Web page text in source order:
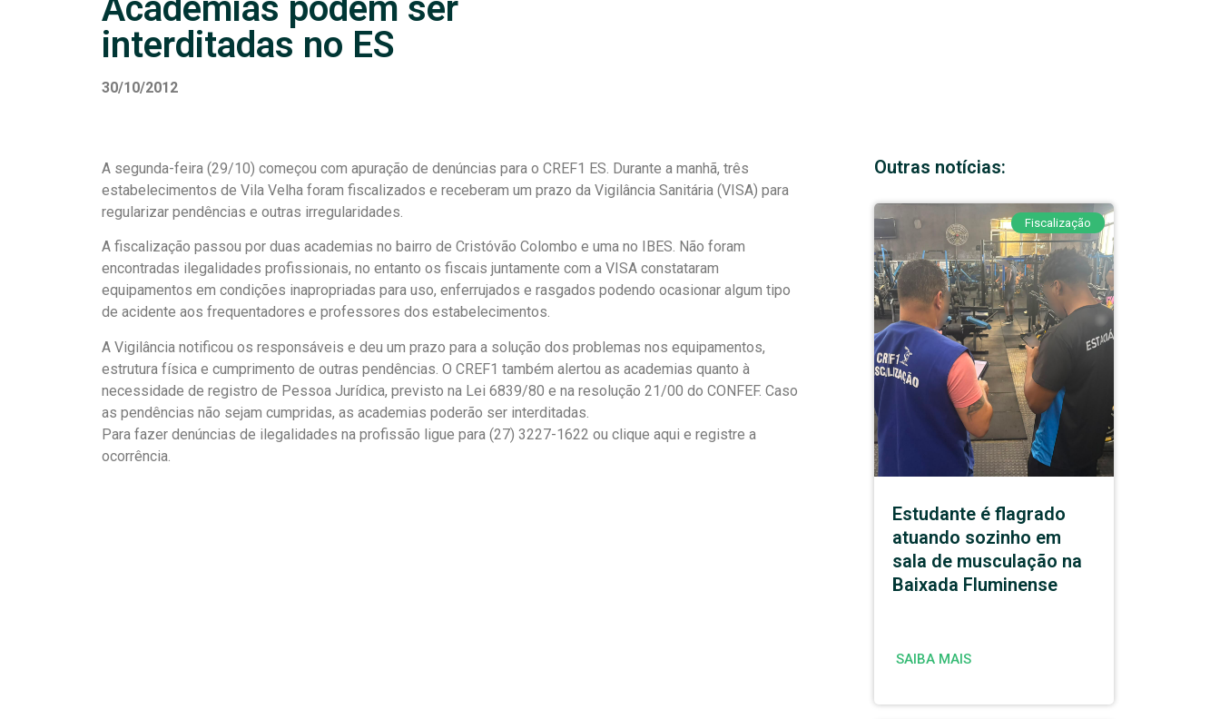
Academias podem ser
interditadas no ES
30/10/2012
A segunda-feira (29/10) começou com apuração de denúncias para o CREF1 ES. Durante a manhã, três
estabelecimentos de Vila Velha foram fiscalizados e receberam um prazo da Vigilância Sanitária (VISA) para
regularizar pendências e outras irregularidades.
A fiscalização passou por duas academias no bairro de Cristóvão Colombo e uma no IBES. Não foram
encontradas ilegalidades profissionais, no entanto os fiscais juntamente com a VISA constataram
equipamentos em condições inapropriadas para uso, enferrujados e rasgados podendo ocasionar algum tipo
de acidente aos frequentadores e professores dos estabelecimentos.
A Vigilância notificou os responsáveis e deu um prazo para a solução dos problemas nos equipamentos,
estrutura física e cumprimento de outras pendências. O CREF1 também alertou as academias quanto à
necessidade de registro de Pessoa Jurídica, previsto na Lei 6839/80 e na resolução 21/00 do CONFEF. Caso
as pendências não sejam cumpridas, as academias poderão ser interditadas.
Para fazer denúncias de ilegalidades na profissão ligue para (27) 3227-1622 ou clique aqui e registre a
ocorrência.
Outras notícias:
Fiscalização
Estudante é flagrado
atuando sozinho em
sala de musculação na
Baixada Fluminense
SAIBA MAIS